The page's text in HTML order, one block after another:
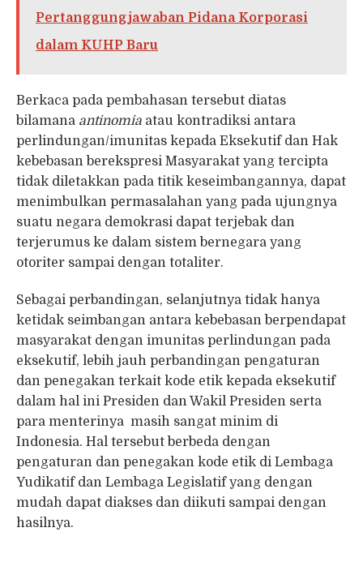
Pertanggungjawaban Pidana Korporasi
dalam KUHP Baru
Berkaca pada pembahasan tersebut diatas
bilamana antinomia atau kontradiksi antara
perlindungan/imunitas kepada Eksekutif dan Hak
kebebasan berekspresi Masyarakat yang tercipta
tidak diletakkan pada titik keseimbangannya, dapat
menimbulkan permasalahan yang pada ujungnya
suatu negara demokrasi dapat terjebak dan
terjerumus ke dalam sistem bernegara yang
otoriter sampai dengan totaliter.
Sebagai perbandingan, selanjutnya tidak hanya
ketidak seimbangan antara kebebasan berpendapat
masyarakat dengan imunitas perlindungan pada
eksekutif, lebih jauh perbandingan pengaturan
dan penegakan terkait kode etik kepada eksekutif
dalam hal ini Presiden dan Wakil Presiden serta
para menterinya masih sangat minim di
Indonesia. Hal tersebut berbeda dengan
pengaturan dan penegakan kode etik di Lembaga
Yudikatif dan Lembaga Legislatif yang dengan
mudah dapat diakses dan diikuti sampai dengan
hasilnya.